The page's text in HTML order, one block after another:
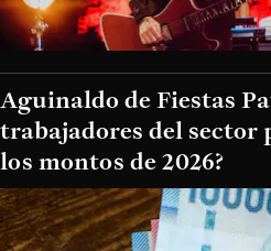
Aguinaldo de Fiestas
trabajadores del sector
los montos de 2026?